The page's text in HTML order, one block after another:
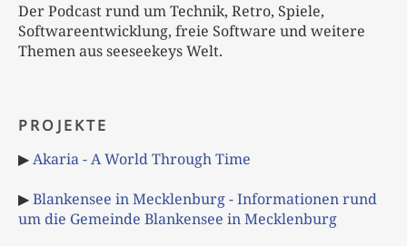
Der Podcast rund um Technik, Retro, Spiele,
Softwareentwicklung, freie Software und weitere
Themen aus seeseekeys Welt.
PROJEKTE
▶Akaria - A World Through Time
▶Blankensee in Mecklenburg - Informationen rund
um die Gemeinde Blankensee in Mecklenburg